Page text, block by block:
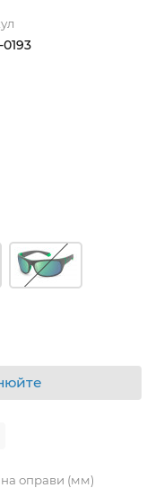
0193
оправи (мм)